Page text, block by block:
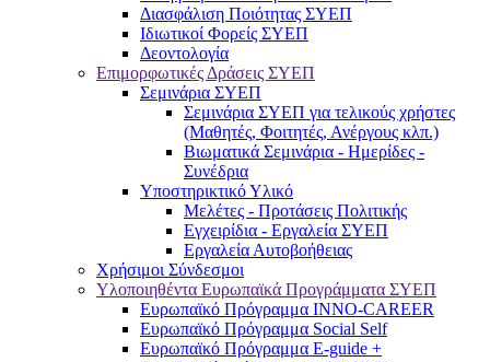
Διασφάλιση Ποιότητας ΣΥΕΠ
Ιδιωτικοί Φορείς ΣΥΕΠ
Δεοντολογία
Επιμορφωτικές Δράσεις ΣΥΕΠ
Σεμινάρια ΣΥΕΠ
Σεμινάρια ΣΥΕΠ για τελικούς χρήστες
(Μαθητές, Φοιτητές, Ανέργους κλπ.)
Βιωματικά Σεμινάρια - Ημερίδες -
Συνέδρια
Υποστηρικτικό Υλικό
Μελέτες - Προτάσεις Πολιτικής
Εγχειρίδια - Εργαλεία ΣΥΕΠ
Εργαλεία Αυτοβοήθειας
Χρήσιμοι Σύνδεσμοι
Υλοποιηθέντα Ευρωπαϊκά Προγράμματα ΣΥΕΠ
Ευρωπαϊκό Πρόγραμμα INNO-CAREER
Ευρωπαϊκό Πρόγραμμα Social Self
Ευρωπαϊκό Πρόγραμμα E-guide +